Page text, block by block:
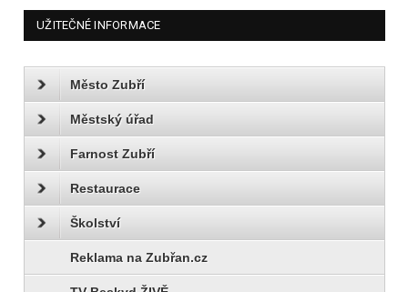
UŽITEČNÉ INFORMACE
Město Zubří
Městský úřad
Farnost Zubří
Restaurace
Školství
Reklama na Zubřan.cz